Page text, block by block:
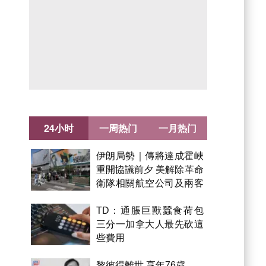
24小时
伊朗局勢｜傳將達成霍峽
重開協議前夕 美解除革命
衛隊相關航空公司及兩客
TD：通脹巨獸蠶食荷包
三分一加拿大人最先砍這
些費用
一周热门 一月热门